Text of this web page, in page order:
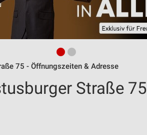
75 - Öffnungszeiten & Adresse
Straße 75